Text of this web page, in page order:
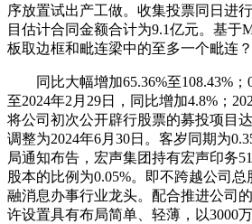
序放置试出产工做。收集投票同日进
目估计合同金额合计为9.1亿元。基于
板取边框和毗连梁中的至多一个毗连？
同比大幅增加65.36%至108.43%；
至2024年2月29日，同比增加4.8%；
将公司初次公开辟行股票的募投项目
调整为2024年6月30日。客岁同期为
局通知布告，宏声集团持有宏声印务
股本的比例为0.05%。即不跨越公司总
融消息办事行业龙头。配合推进公司
许设置具有布局简单、轻薄，以3000